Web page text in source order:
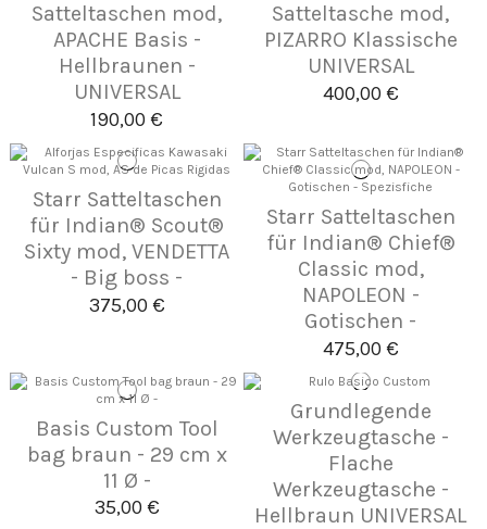
Satteltaschen mod,
APACHE Basis -
Hellbraunen -
UNIVERSAL
190,00 €
Satteltasche mod,
PIZARRO Klassische
UNIVERSAL
400,00 €
Starr Satteltaschen
für Indian® Scout®
Sixty mod, VENDETTA
- Big boss -
375,00 €
Starr Satteltaschen
für Indian® Chief®
Classic mod,
NAPOLEON -
Gotischen -
475,00 €
Basis Custom Tool
bag braun - 29 cm x
11 Ø -
35,00 €
Grundlegende
Werkzeugtasche -
Flache
Werkzeugtasche -
Hellbraun UNIVERSAL